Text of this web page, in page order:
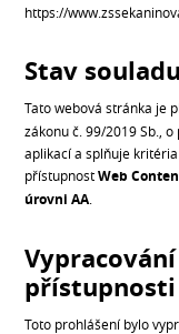
https://
Stav souladu
Tato webová stránka je
zákonu č. 99/2019 Sb.,
aplikací a splňuje
přístupnostWeb
úrovni AA
přístupnosti
Toto prohlášení bylo